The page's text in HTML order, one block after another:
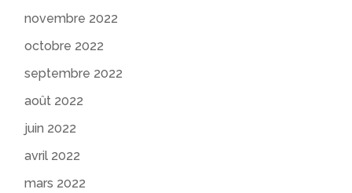
novembre 2022
octobre 2022
septembre 2022
août 2022
juin 2022
avril 2022
mars 2022